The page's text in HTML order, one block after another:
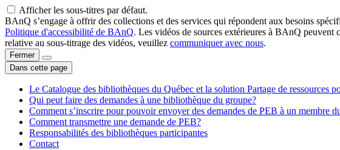
Afficher les sous-titres par défaut.
BAnQ s’engage à offrir des collections et des services qui répondent aux besoins
Politique d'accessibilité de BAnQ. Les vidéos de sources extérieures à BAnQ peuvent
relative au sous-titrage des vidéos, veuillez communiquer avec nous.
Fermer
Dans cette page
Le Catalogue des bibliothèques du Québec et la solution Partage de ressources
Qui peut faire des demandes à une bibliothèque du groupe?
Comment s’inscrire pour pouvoir envoyer des demandes de PEB à un membre
Comment transmettre une demande de PEB?
Responsabilités des bibliothèques participantes
Contact